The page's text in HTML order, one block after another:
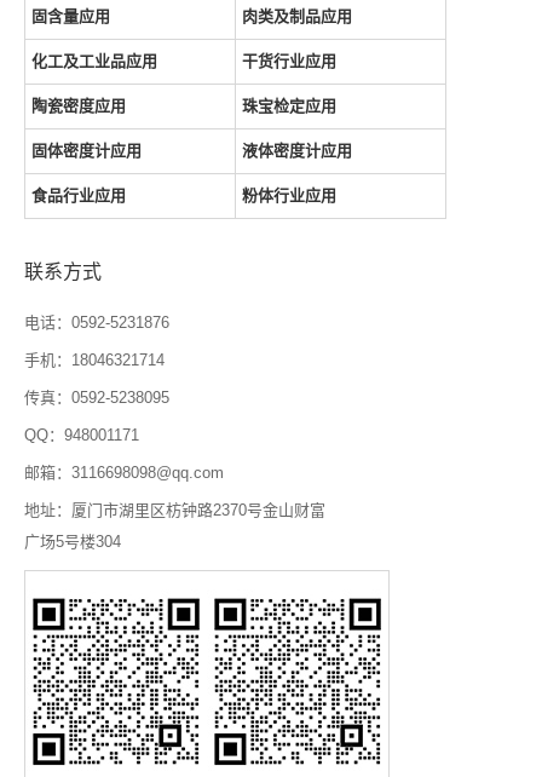
固含量应用 肉类及制品应用
化工及工业品应用 干货行业应用
陶瓷密度应用 珠宝检定应用
固体密度计应用 液体密度计应用
食品行业应用 粉体行业应用
联系方式
电话：0592-5231876
手机：18046321714
传真：0592-5238095
QQ：948001171
邮箱：3116698098@qq.com
地址：厦门市湖里区枋钟路2370号金山财富
广场5号楼304